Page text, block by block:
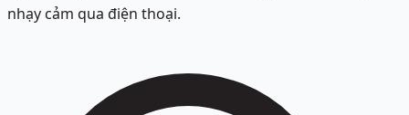
nhạy cảm qua điện thoại.